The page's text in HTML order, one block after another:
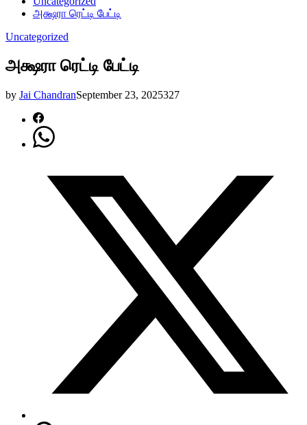
அக்ஷரா ரெட்டி பேட்டி
Uncategorized
அக்ஷரா ரெட்டி பேட்டி
by Jai ChandranSeptember 23, 2025327